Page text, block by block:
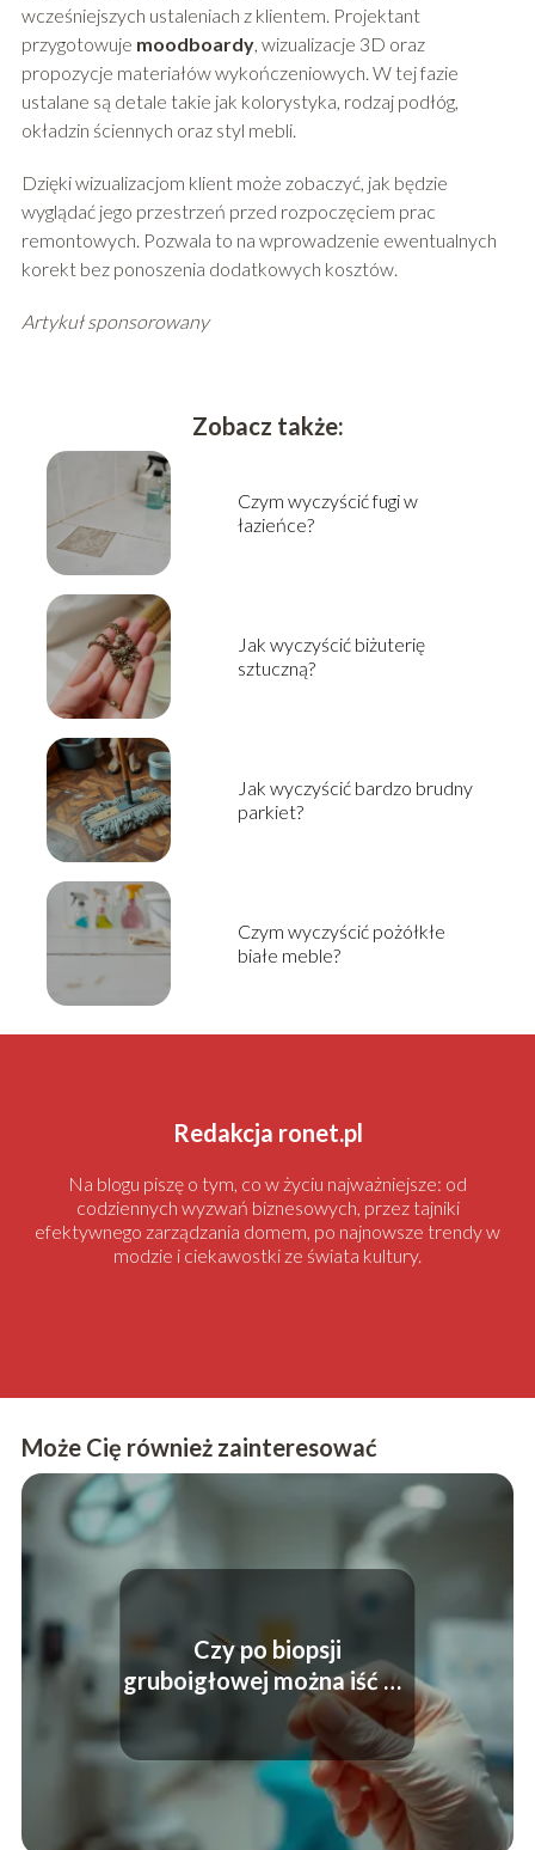
wcześniejszych ustaleniach z klientem. Projektant
przygotowuje moodboardy, wizualizacje 3D oraz
propozycje materiałów wykończeniowych. W tej fazie
ustalane są detale takie jak kolorystyka, rodzaj podłóg,
okładzin ściennych oraz styl mebli.
Dzięki wizualizacjom klient może zobaczyć, jak będzie
wyglądać jego przestrzeń przed rozpoczęciem prac
remontowych. Pozwala to na wprowadzenie ewentualnych
korekt bez ponoszenia dodatkowych kosztów.
Artykuł sponsorowany
Zobacz także:
Czym wyczyścić fugi w
łazieńce?
Jak wyczyścić biżuterię
sztuczną?
Jak wyczyścić bardzo brudny
parkiet?
Czym wyczyścić pożółkłe
białe meble?
Redakcja ronet.pl
Na blogu piszę o tym, co w życiu najważniejsze: od
codziennych wyzwań biznesowych, przez tajniki
efektywnego zarządzania domem, po najnowsze trendy w
modzie i ciekawostki ze świata kultury.
Może Cię również zainteresować
Czy po biopsji
gruboigłowej można iść do
pracy?